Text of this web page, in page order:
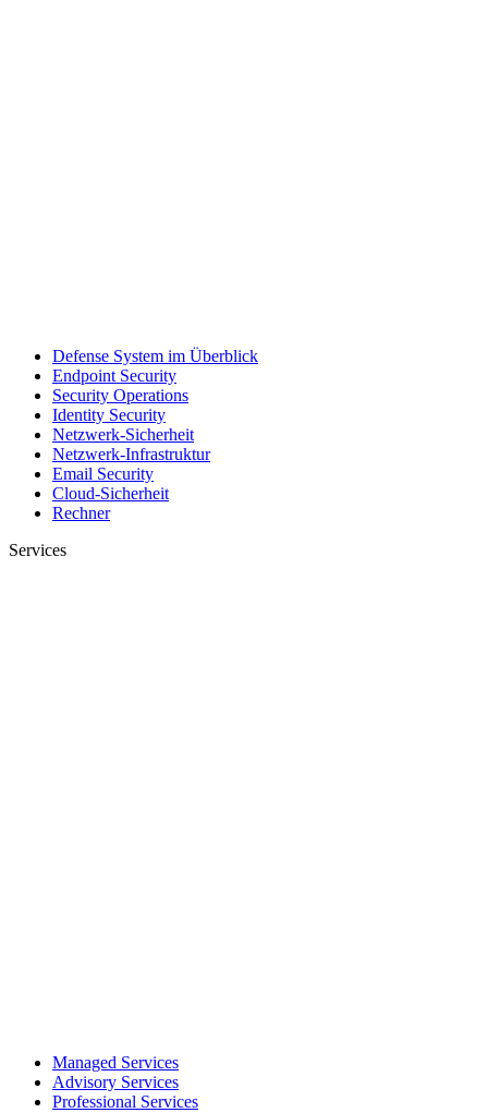
Defense System im Überblick
Endpoint Security
Security Operations
Identity Security
Netzwerk-Sicherheit
Netzwerk-Infrastruktur
Email Security
Cloud-Sicherheit
Rechner
Services
Managed Services
Advisory Services
Professional Services